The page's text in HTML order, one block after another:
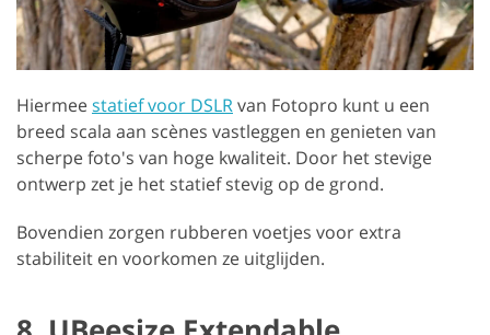
Hiermeestatief voor DSLRvan Fotopro kunt u een
breed scala aan scènes vastleggen en genieten van
scherpe foto's van hoge kwaliteit. Door het stevige
ontwerp zet je het statief stevig op de grond.
Bovendien zorgen rubberen voetjes voor extra
stabiliteit en voorkomen ze uitglijden.